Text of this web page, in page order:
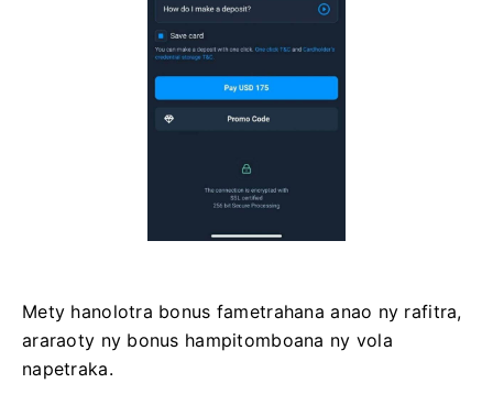
Mety hanolotra bonus fametrahana anao ny rafitra,
araraoty ny bonus hampitomboana ny vola
napetraka.